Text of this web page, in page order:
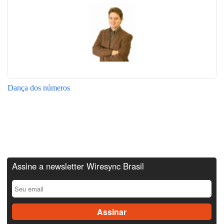
Dança dos números
Assine a newsletter Wiresync Brasil